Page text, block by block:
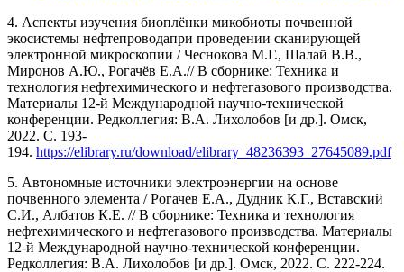
4. Аспекты изучения биоплёнки микобиоты почвенной
экосистемы нефтепроводапри проведении сканирующей
электронной микроскопии / Чеснокова М.Г., Шалай В.В.,
Миронов А.Ю., Рогачёв Е.А.// В сборнике: Техника и
технология нефтехимического и нефтегазового производства.
Материалы 12-й Международной научно-технической
конференции. Редколлегия: В.А. Лихолобов [и др.]. Омск,
2022. С. 193-
194. https://elibrary.ru/download/elibrary_48236393_27645089.pdf
5. Автономные источники электроэнергии на основе
почвенного элемента / Рогачев Е.А., Дудник К.Г., Вставский
С.И., Албатов К.Е. // В сборнике: Техника и технология
нефтехимического и нефтегазового производства. Материалы
12-й Международной научно-технической конференции.
Редколлегия: В.А. Лихолобов [и др.]. Омск, 2022. С. 222-224.